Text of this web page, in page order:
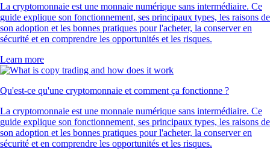
La cryptomonnaie est une monnaie numérique sans intermédiaire. Ce
guide explique son fonctionnement, ses principaux types, les raisons de
son adoption et les bonnes pratiques pour l'acheter, la conserver en
sécurité et en comprendre les opportunités et les risques.
Learn more
Qu'est-ce qu'une cryptomonnaie et comment ça fonctionne ?
La cryptomonnaie est une monnaie numérique sans intermédiaire. Ce
guide explique son fonctionnement, ses principaux types, les raisons de
son adoption et les bonnes pratiques pour l'acheter, la conserver en
sécurité et en comprendre les opportunités et les risques.